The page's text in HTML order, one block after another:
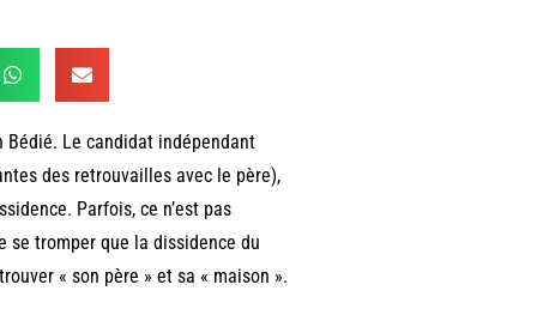
Bédié. Le candidat indépendant
des retrouvailles avec le père),
Parfois, ce n’est pas
se tromper que la dissidence du
« son père » et sa « maison ».